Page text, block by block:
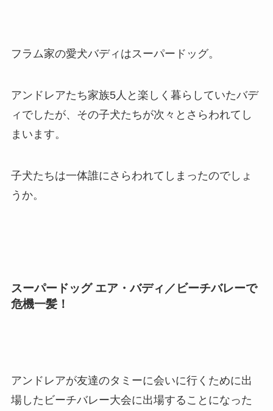
フラム家の愛犬バディはスーパードッグ。
アンドレアたち家族5人と楽しく暮らしていたバデ
ィでしたが、その子犬たちが次々とさらわれてし
まいます。
子犬たちは一体誰にさらわれてしまったのでしょ
うか。
スーパードッグ エア・バディ／ビーチバレーで
危機一髪！
アンドレアが友達のタミーに会いに行くために出
場したビーチバレー大会に出場することになった